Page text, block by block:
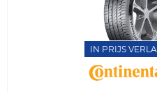
IN PRIJS